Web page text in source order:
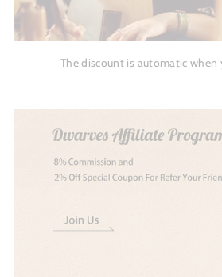
The discount is automatic when